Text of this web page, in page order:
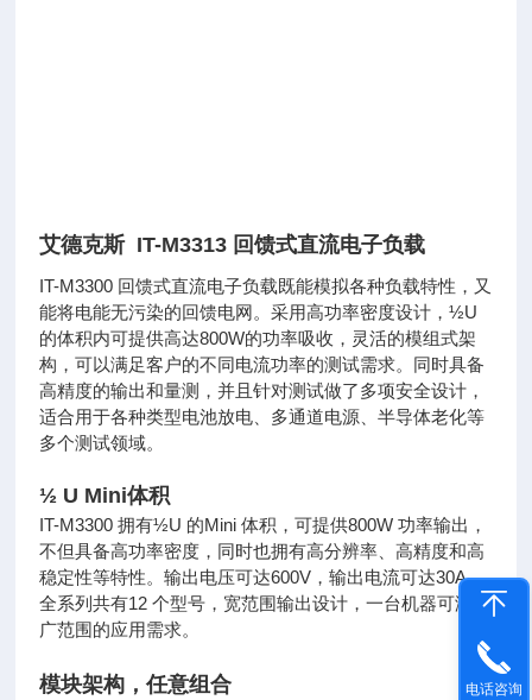
艾德克斯 IT-M3313 回馈式直流电子负载
IT-M3300 回馈式直流电子负载既能模拟各种负载特性，又
能将电能无污染的回馈电网。采用高功率密度设计，½U
的体积内可提供高达800W的功率吸收，灵活的模组式架
构，可以满足客户的不同电流功率的测试需求。同时具备
高精度的输出和量测，并且针对测试做了多项安全设计，
适合用于各种类型电池放电、多通道电源、半导体老化等
多个测试领域。
½ U Mini体积
IT-M3300 拥有½U 的Mini 体积，可提供800W 功率输出，
不但具备高功率密度，同时也拥有高分辨率、高精度和高
稳定性等特性。输出电压可达600V，输出电流可达30A。
全系列共有12 个型号，宽范围输出设计，一台机器可涵盖
广范围的应用需求。
模块架构，任意组合 电话咨询